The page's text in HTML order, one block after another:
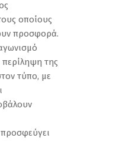
οποίους
προσφορά.
περίληψη της
τύπο, με